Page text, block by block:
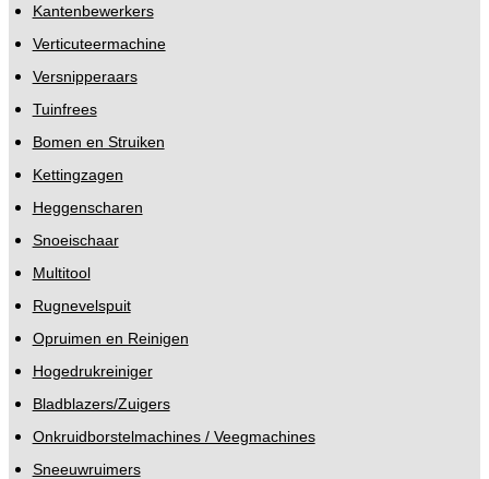
Kantenbewerkers
Verticuteermachine
Versnipperaars
Tuinfrees
Bomen en Struiken
Kettingzagen
Heggenscharen
Snoeischaar
Multitool
Rugnevelspuit
Opruimen en Reinigen
Hogedrukreiniger
Bladblazers/Zuigers
Onkruidborstelmachines / Veegmachines
Sneeuwruimers